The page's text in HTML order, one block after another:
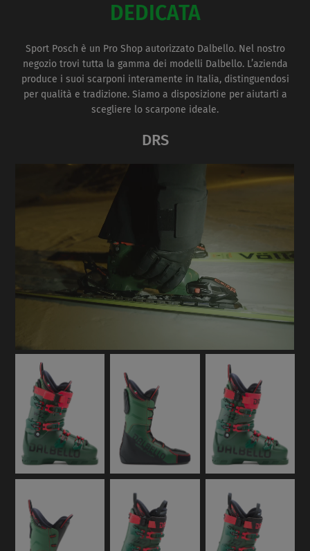
DEDICATA
Sport Posch è un Pro Shop autorizzato Dalbello. Nel nostro
negozio trovi tutta la gamma dei modelli Dalbello. L’azienda
produce i suoi scarponi interamente in Italia, distinguendosi
per qualità e tradizione. Siamo a disposizione per aiutarti a
scegliere lo scarpone ideale.
DRS